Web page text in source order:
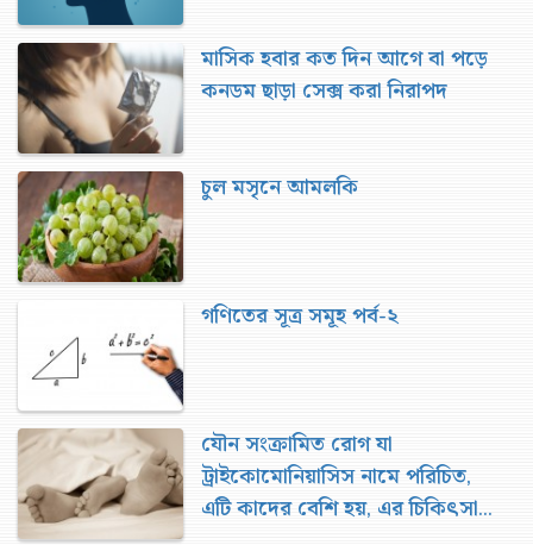
মাসিক হবার কত দিন আগে বা পড়ে
কনডম ছাড়া সেক্স করা নিরাপদ
চুল মসৃনে আমলকি
গণিতের সূত্র সমূহ পর্ব-২
যৌন সংক্রামিত রোগ যা
ট্রাইকোমোনিয়াসিস নামে পরিচিত,
এটি কাদের বেশি হয়, এর চিকিৎসা